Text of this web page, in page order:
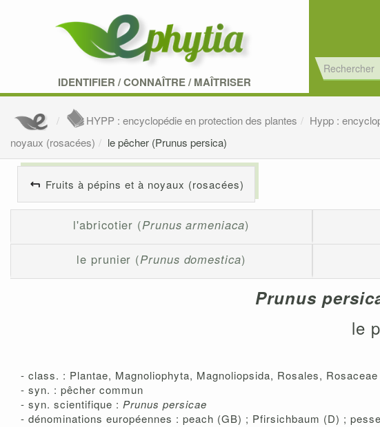
IDENTIFIER /CONNAÎTRE/MAÎTRISER
HYPP : encyclopédie en protection des plantes Hypp :
noyaux (rosacées)
le pêcher (Prunus persica)
Fruits à pépins et à noyaux (rosacées)
l'abricotier (Prunus armeniaca)
le prunier (Prunus domestica)
Prunus
le
- class. : Plantae, Magnoliophyta, Magnoliopsida, Rosales, Rosaceae
- syn. : pêcher commun
- syn. scientifique : Prunus persicae
- dénominations européennes : peach (GB) ; Pfirsichbaum (D) ;